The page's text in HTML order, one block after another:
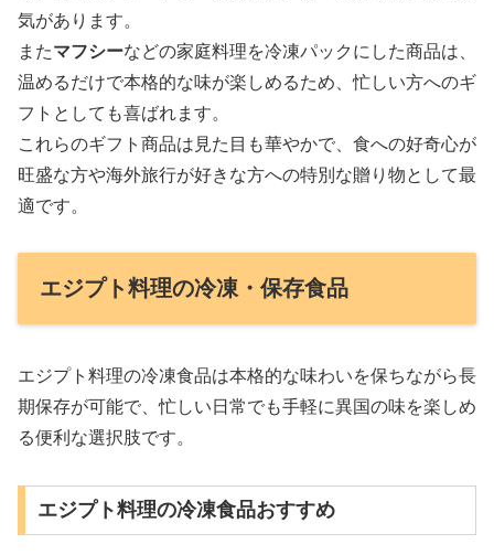
気があります。
またマフシーなどの家庭料理を冷凍パックにした商品は、
温めるだけで本格的な味が楽しめるため、忙しい方へのギ
フトとしても喜ばれます。
これらのギフト商品は見た目も華やかで、食への好奇心が
旺盛な方や海外旅行が好きな方への特別な贈り物として最
適です。
エジプト料理の冷凍・保存食品
エジプト料理の冷凍食品は本格的な味わいを保ちながら長
期保存が可能で、忙しい日常でも手軽に異国の味を楽しめ
る便利な選択肢です。
エジプト料理の冷凍食品おすすめ